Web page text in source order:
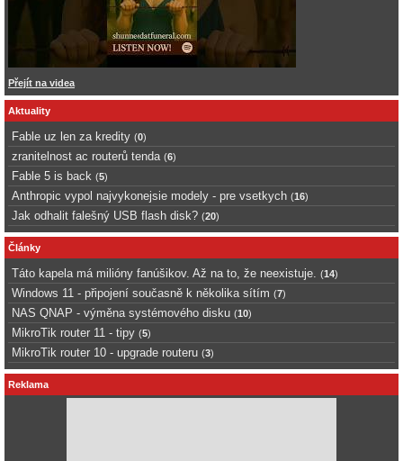
Přejít na videa
Aktuality
Fable uz len za kredity (0)
zranitelnost ac routerů tenda (6)
Fable 5 is back (5)
Anthropic vypol najvykonejsie modely - pre vsetkych (16)
Jak odhalit falešný USB flash disk? (20)
Články
Táto kapela má milióny fanúšikov. Až na to, že neexistuje. (14)
Windows 11 - připojení současně k několika sítím (7)
NAS QNAP - výměna systémového disku (10)
MikroTik router 11 - tipy (5)
MikroTik router 10 - upgrade routeru (3)
Reklama